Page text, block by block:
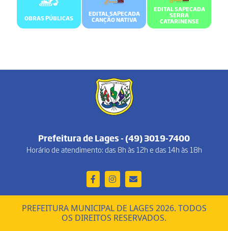
OBRAS PÚBLICAS
EDITAL SAPECADA
CANÇÃO NATIVA
EDITAL SAPECADA
SERRA
CATARINENSE
Prefeitura de Lages - (49) 3019-7400
Horário de atendimento: das 8h às 12h e das 14h às 18h
PREFEITURA MUNICIPAL DE LAGES 2026. TODOS
OS DIREITOS RESERVADOS.